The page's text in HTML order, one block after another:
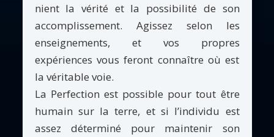
nient la vérité et la possibilité de son
accomplissement. Agissez selon les
enseignements, et vos propres
expériences vous feront connaître où est
la véritable voie.
La Perfection est possible pour tout être
humain sur la terre, et si l’individu est
assez déterminé pour maintenir son